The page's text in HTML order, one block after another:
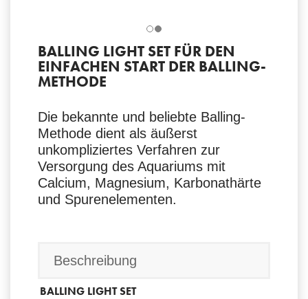
BALLING LIGHT SET FÜR DEN
EINFACHEN START DER BALLING-
METHODE
Die bekannte und beliebte Balling-
Methode dient als äußerst
unkompliziertes Verfahren zur
Versorgung des Aquariums mit
Calcium, Magnesium, Karbonathärte
und Spurenelementen.
Beschreibung
BALLING LIGHT SET